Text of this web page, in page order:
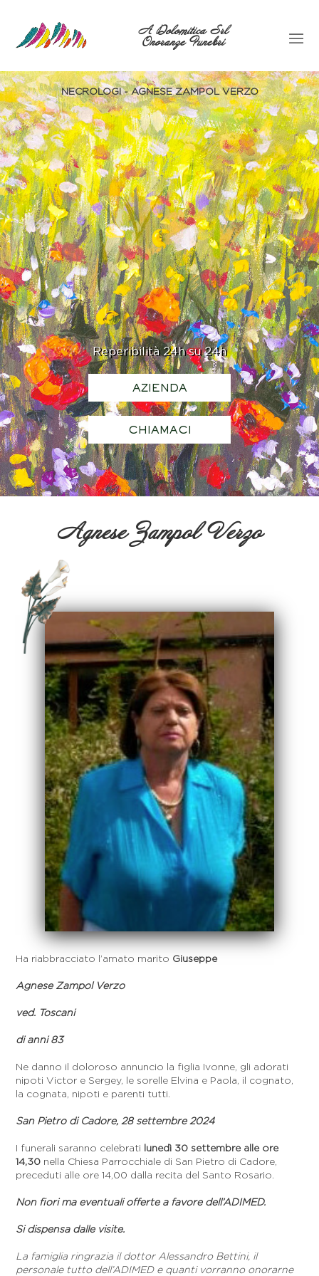
A Dolomitica Srl
Onoranze Funebri
Reperibilità 24h su 24h
AZIENDA
CHIAMACI
NECROLOGI - AGNESE ZAMPOL VERZO
Agnese Zampol Verzo
Ha riabbracciato l’amato marito Giuseppe
Agnese Zampol Verzo
ved. Toscani
di anni 83
Ne danno il doloroso annuncio la figlia Ivonne, gli adorati
nipoti Victor e Sergey, le sorelle Elvina e Paola, il cognato,
la cognata, nipoti e parenti tutti.
San Pietro di Cadore, 28 settembre 2024
I funerali saranno celebrati
lunedì 30 settembre alle ore
14,30 nella Chiesa Parrocchiale di San Pietro di Cadore,
preceduti alle ore 14,00 dalla recita del Santo Rosario.
Non fiori ma eventuali offerte a favore dell’ADIMED.
Si dispensa dalle visite.
La famiglia ringrazia il dottor Alessandro Bettini, il
personale tutto dell’ADIMED e quanti vorranno onorarne